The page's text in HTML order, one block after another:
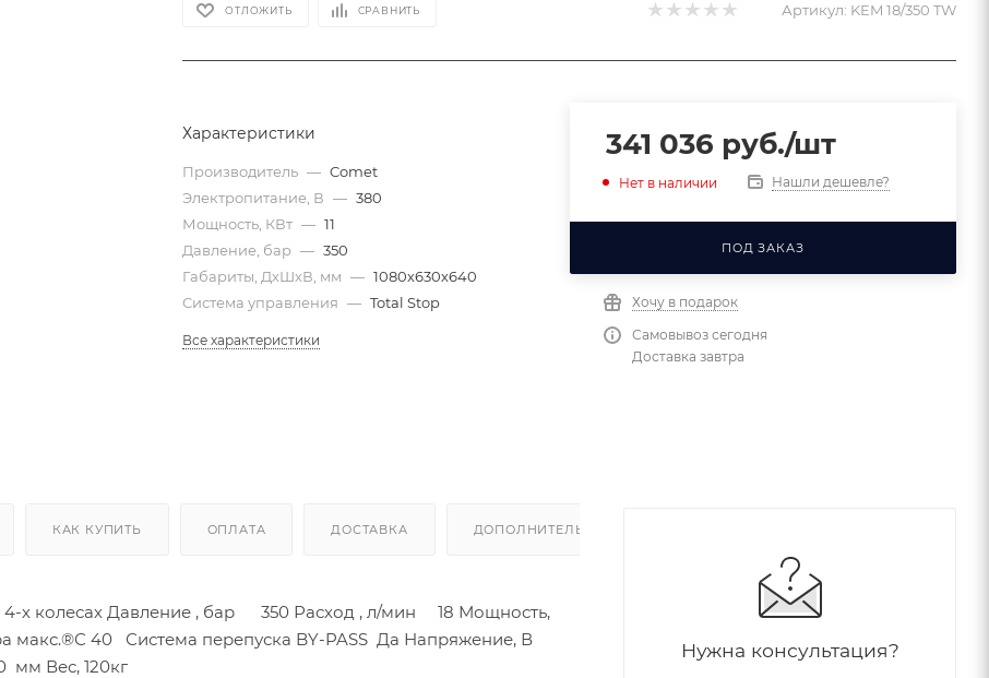
ОТЛОЖИТЬ СРАВНИТЬ Артикул: KEM 18/350 TW
Характеристики
Производитель — Comet
Электропитание, В — 380
Мощность, КВт — 11
Давление, бар — 350
Габариты, ДхШхВ, мм — 1080х630х640
Система управления — Total Stop
Все характеристики
341 036 руб./шт
Нет в наличии Нашли дешевле?
ПОД ЗАКАЗ
Хочу в подарок
Самовывоз сегодня
Доставка завтра
КАК КУПИТЬ ОПЛАТА ДОСТАВКА ДОПОЛНИТЕЛЬНО
х колесах Давление , бар 350 Расход , л/мин 18 Мощность,
макс.®С 40 Система перепуска BY-PASS Да Напряжение, В
Вес, 120кг
Нужна консультация?